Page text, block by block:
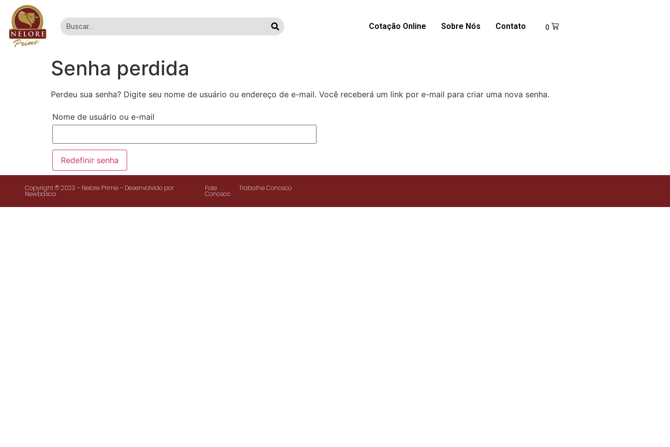
Cotação Online Sobre Nós Contato 0
Senha perdida
Perdeu sua senha? Digite seu nome de usuário ou endereço de e-mail. Você receberá um link por e-mail para criar uma nova senha.
Nome de usuário ou e-mail
Redefinir senha
Copyright © 2023 – Nelore Prime – Desenvolvido por
Newbasca
Fale
Conosco
Trabalhe Conosco